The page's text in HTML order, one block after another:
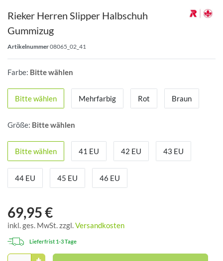
Rieker Herren Slipper Halbschuh
Gummizug
Artikelnummer08065_02_41
Farbe: Bitte wählen
Bitte wählen Mehrfarbig Rot Braun
Größe: Bitte wählen
Bitte wählen 41 EU 42 EU 43 EU
44 EU 45 EU 46 EU
69,95 €
inkl. ges. MwSt. zzgl.Versandkosten
Lieferfrist 1-3 Tage